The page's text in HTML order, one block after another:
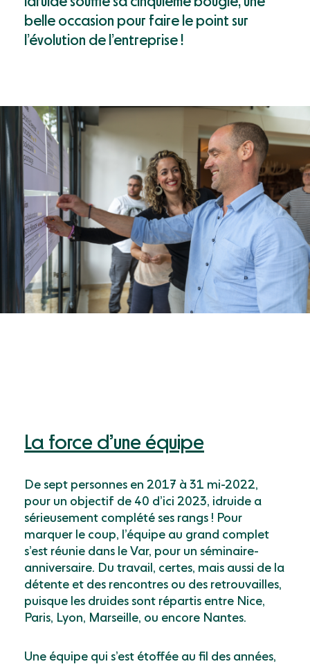
Documentation
Mon compte
belle occasion pour faire le point sur
l’évolution de l’entreprise !
La force d’une équipe
De sept personnes en 2017 à 31 mi-2022,
pour un objectif de 40 d’ici 2023, idruide a
sérieusement complété ses rangs ! Pour
marquer le coup, l’équipe au grand complet
s’est réunie dans le Var, pour un séminaire-
anniversaire. Du travail, certes, mais aussi de la
détente et des rencontres ou des retrouvailles,
puisque les druides sont répartis entre Nice,
Paris, Lyon, Marseille, ou encore Nantes.
Une équipe qui s’est étoffée au fil des années,